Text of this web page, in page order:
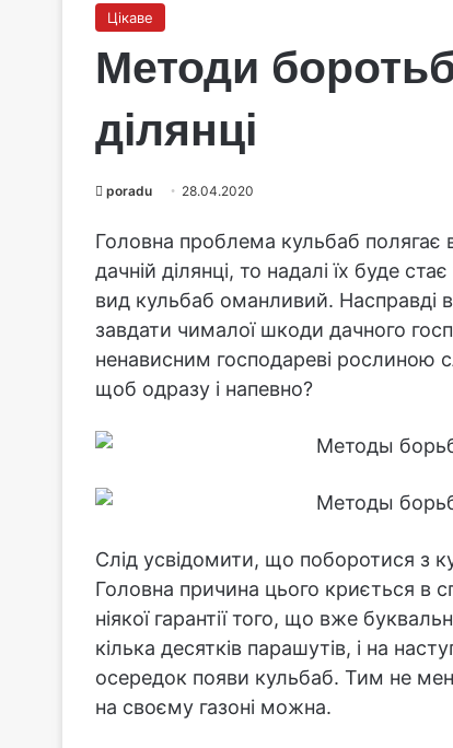
Цікаве
Методи
ділянці
poradu 28.04.2020
Головна проблема кульбаб полягає
дачній ділянці, то надалі їх буде
вид кульбаб оманливий. Насправді
завдати чималої шкоди дачного
ненависним господареві рослиною
щоб одразу і напевно?
Слід усвідомити, що поборотися з
Головна причина цього криється в
ніякої гарантії того, що вже
кілька десятків парашутів, і на
осередок появи кульбаб. Тим не
на своєму газоні можна.